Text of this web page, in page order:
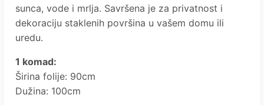
sunca, vode i mrlja. Savršena je za privatnost i
dekoraciju staklenih površina u vašem domu ili
uredu.
1 komad:
Širina folije: 90cm
Dužina: 100cm